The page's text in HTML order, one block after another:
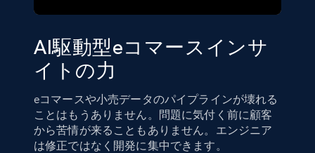
AI駆動型eコマースインサ
イトの力
eコマースや小売データのパイプラインが壊れる
ことはもうありません。問題に気付く前に顧客
から苦情が来ることもありません。エンジニア
は修正ではなく開発に集中できます。